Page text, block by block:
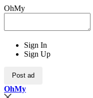
OhMy
Sign In
Sign Up
Post ad
OhMy